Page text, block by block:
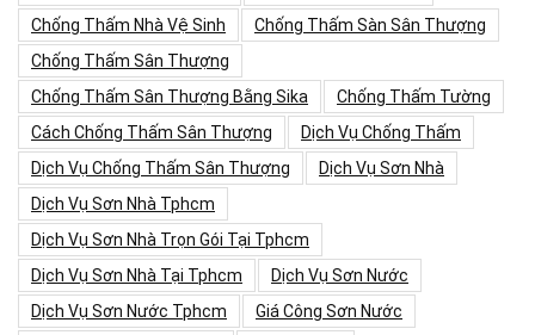
Chống Thấm Nhà Vệ Sinh
Chống Thấm Sàn Sân Thượng
Chống Thấm Sân Thượng
Chống Thấm Sân Thượng Bằng Sika
Chống Thấm Tường
Cách Chống Thấm Sân Thượng
Dịch Vụ Chống Thấm
Dịch Vụ Chống Thấm Sân Thượng
Dịch Vụ Sơn Nhà
Dịch Vụ Sơn Nhà Tphcm
Dịch Vụ Sơn Nhà Trọn Gói Tại Tphcm
Dịch Vụ Sơn Nhà Tại Tphcm
Dịch Vụ Sơn Nước
Dịch Vụ Sơn Nước Tphcm
Giá Công Sơn Nước